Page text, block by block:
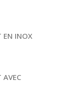
EN INOX
AVEC